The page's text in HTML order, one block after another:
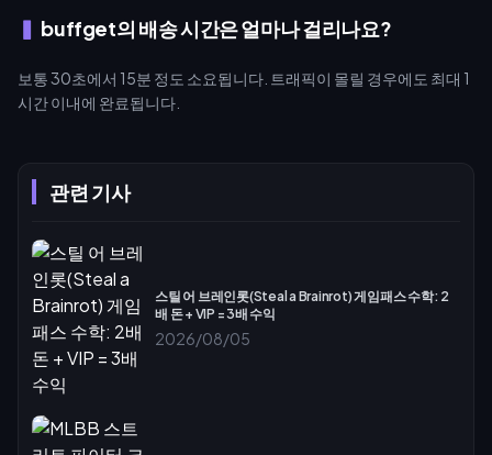
관련 기사
스틸 어 브레인롯(Steal a Brainrot) 게임패스 수학: 2
배 돈 + VIP = 3배 수익
2026/08/05
buffget의 배송 시간은 얼마나 걸리나요?
보통 30초에서 15분 정도 소요됩니다. 트래픽이 몰릴 경우에도 최대 1
시간 이내에 완료됩니다.